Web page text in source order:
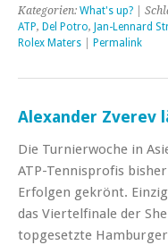
Kategorien: What's up? |
ATP, Del Potro, Jan-Lennard
Rolex Maters
Permalink
Alexander Zverev
Die Turnierwoche in
ATP-Tennisprofis
Erfolgen gekrönt.
das Viertelfinale der
topgesetzte